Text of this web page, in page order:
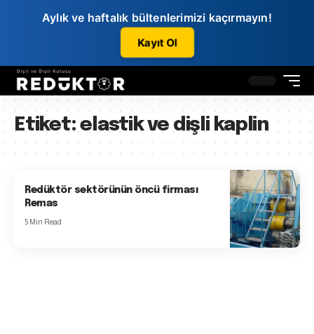
Aylık ve haftalık bültenlerimizi kaçırmayın!
Kayıt Ol
Etiket:elastik ve dişli kaplin
Redüktör sektörünün öncü firması
Remas
5 Min Read